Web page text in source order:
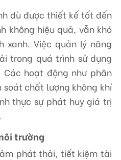
dù được thiết kế tốt đến
không hiệu quả, vẫn khó
xanh. Việc quản lý năng
trong quá trình sử dụng
hoạt động như phân
chất lượng không khí
thực sự phát huy giá trị
trường
phát thải, tiết kiệm tài